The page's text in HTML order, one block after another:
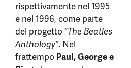
rispettivamente nel 1995
e nel 1996, come parte
del progetto “The Beatles
Anthology”. Nel
frattempo Paul, George e